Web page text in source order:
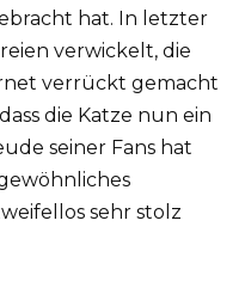
hat. In letzter
verwickelt, die
verrückt gemacht
die Katze nun ein
seiner Fans hat
sehr stolz